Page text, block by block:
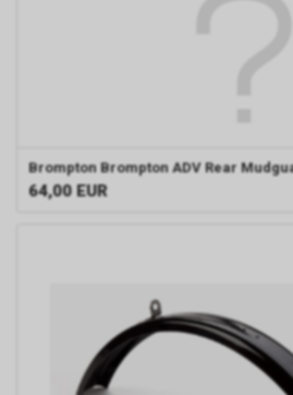
Brompton Brompton ADV Rear
64,00 EUR